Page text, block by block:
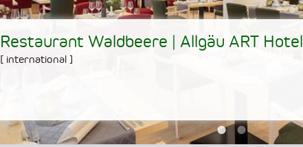
Restaurant Waldbeere | Allgäu ART Hotel
[ international ]
••